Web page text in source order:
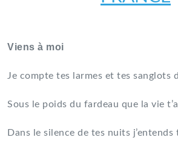
DES HMONG DE
Viens à moi
Je compte tes larmes et tes sanglots
Sous le poids du fardeau que la vie
Dans le silence de tes nuits j’entends